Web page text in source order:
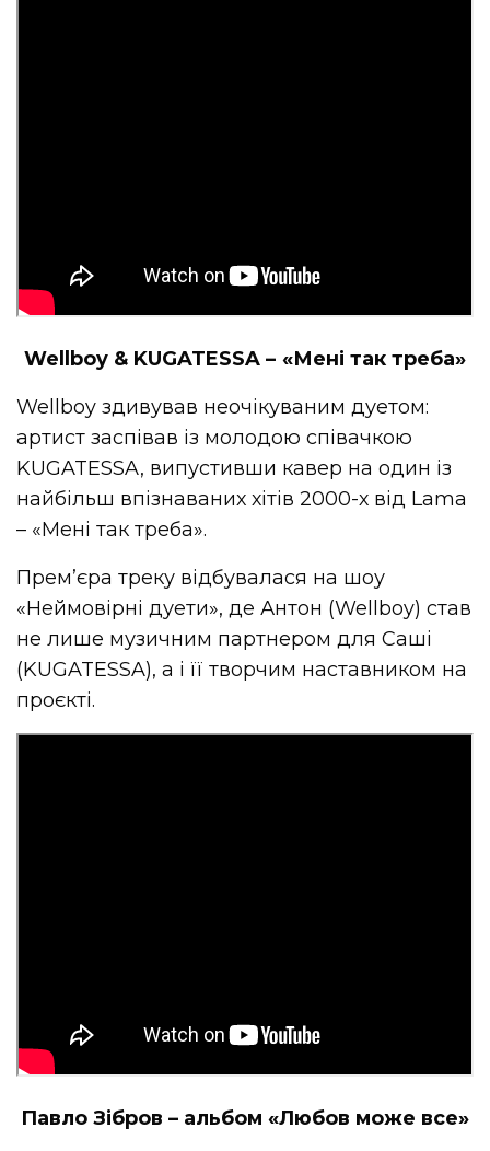
Wellboy & KUGATESSA – «Мені так треба»
Wellboy здивував неочікуваним дуетом:
артист заспівав із молодою співачкою
KUGATESSA, випустивши кавер на один із
найбільш впізнаваних хітів 2000-х від Lama
– «Мені так треба».
Прем’єра треку відбувалася на шоу
«Неймовірні дуети», де Антон (Wellboy) став
не лише музичним партнером для Саші
(KUGATESSA), а і її творчим наставником на
проєкті.
Павло Зібров – альбом «Любов може все»